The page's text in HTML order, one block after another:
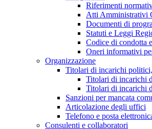
Riferimenti
Atti Amministrativi
Documenti di
Statuti e Leggi
Codice di condotta
Oneri informativi
Organizzazione
Titolari di incarichi
Titolari di incarichi
Titolari di incarichi
Sanzioni per mancata
Articolazione degli uffici
Telefono e posta
Consulenti e collaboratori